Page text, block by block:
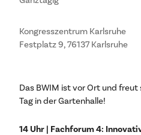
Kongresszentrum Karlsruhe
Festplatz 9, 76137 Karlsruhe
Das BWIM ist vor Ort und
Tag in der Gartenhalle!
14 Uhr | Fachforum 4: